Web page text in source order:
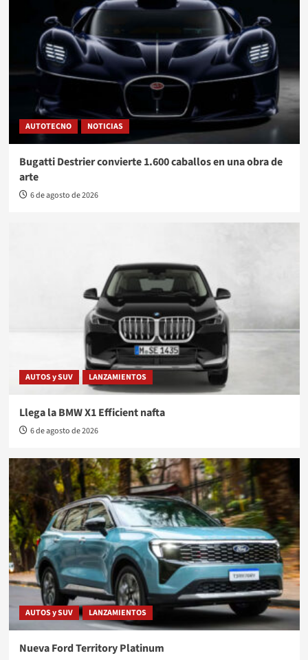
AUTOTECNO NOTICIAS
Bugatti Destrier convierte 1.600 caballos en una obra de
arte
6 de agosto de 2026
AUTOS y SUV LANZAMIENTOS
Llega la BMW X1 Efficient nafta
6 de agosto de 2026
AUTOS y SUV LANZAMIENTOS
Nueva Ford Territory Platinum